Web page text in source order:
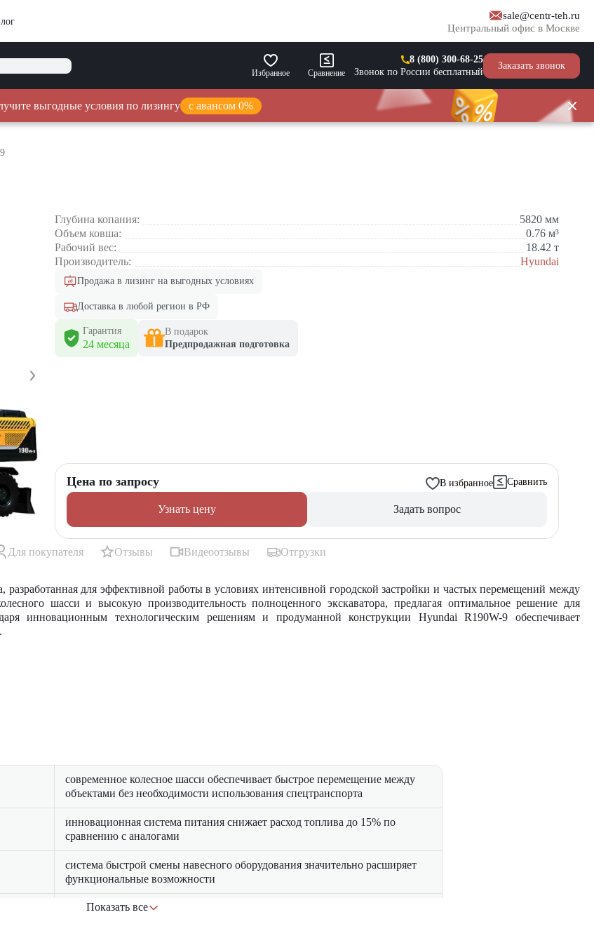
sale@centr-teh.ru
Центральный офис в Москве
Избранное Сравнение
8 (800) 300-68-25
Звонок по России бесплатный
Заказать звонок
выгодные условия по лизингу с авансом 0%
Глубина копания: 5820 мм
Объем ковша:
0.76 м³
Рабочий вес:
18.42 т
Производитель:
Hyundai
Продажа в лизинг на выгодных условиях
Доставка в любой регион в РФ
Гарантия
24 месяца
В подарок
Предпродажная подготовка
Цена по запросу В избранное Сравнить
Узнать цену Задать вопрос
Для покупателя Отзывы Видеоотзывы Отгрузки
для эффективной работы в условиях интенсивной городской застройки и частых перемещений между
шасси и высокую производительность полноценного экскаватора, предлагая оптимальное решение для
инновационным технологическим решениям и продуманной конструкции Hyundai R190W-9 обеспечивает
современное колесное шасси обеспечивает быстрое перемещение между
объектами без необходимости использования спецтранспорта
инновационная система питания снижает расход топлива до 15% по
сравнению с аналогами
система быстрой смены навесного оборудования значительно расширяет
функциональные возможности
Показать все